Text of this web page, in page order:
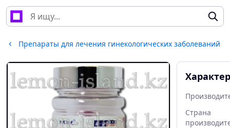
Препараты для лечения гинекологических заболеваний
Страна